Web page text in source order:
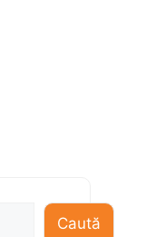
Caută